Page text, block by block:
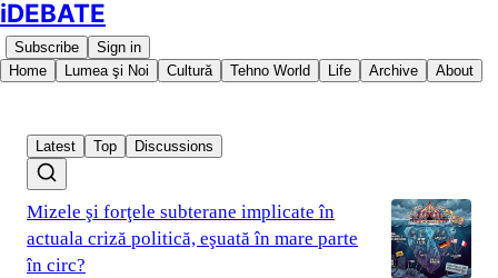
iDEBATE
Subscribe
Sign in
Home
Lumea şi Noi Cultură Tehno World Life Archive About
Latest Top Discussions
Mizele şi forţele subterane implicate în
actuala criză politică, eşuată în mare parte
în circ?